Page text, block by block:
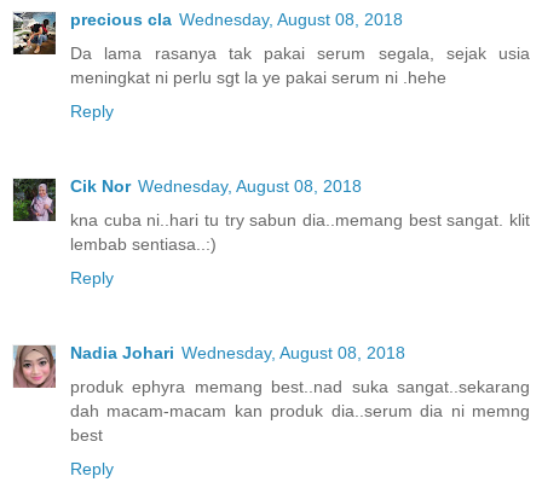
precious cla Wednesday, August 08, 2018
Da lama rasanya tak pakai serum segala, sejak usia
meningkat ni perlu sgt la ye pakai serum ni .hehe
Reply
Cik Nor Wednesday, August 08, 2018
kna cuba ni..hari tu try sabun dia..memang best sangat. klit
lembab sentiasa..:)
Reply
Nadia Johari Wednesday, August 08, 2018
produk ephyra memang best..nad suka sangat..sekarang
dah macam-macam kan produk dia..serum dia ni memng
best
Reply